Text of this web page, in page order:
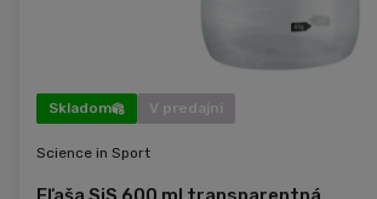
Skladom V predajni
Science in Sport